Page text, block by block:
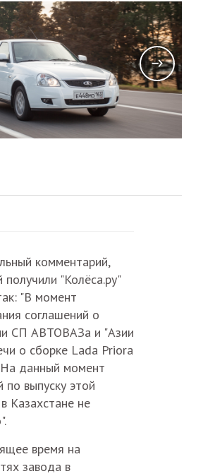
комментарий,
получили "Колёса.ру"
"В момент
соглашений о
СП АВТОВАЗа и "Азии
о сборке Lada Priora
данный момент
по выпуску этой
Казахстане не
время на
завода в